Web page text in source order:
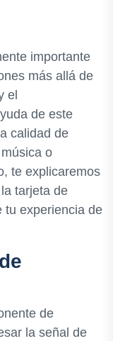
importante
más allá de
el
de este
calidad de
o
te explicaremos
tarjeta de
tu experiencia de
de
la señal de